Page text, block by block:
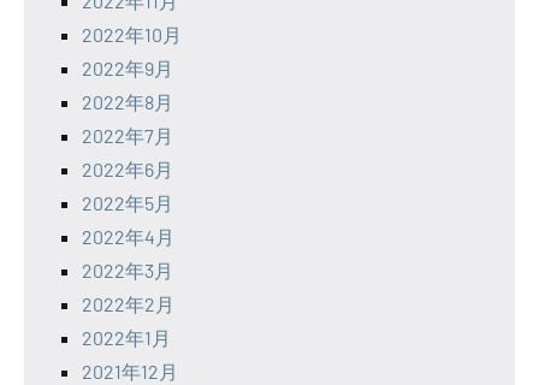
2022年10月
2022年9月
2022年8月
2022年7月
2022年6月
2022年5月
2022年4月
2022年3月
2022年2月
2022年1月
2021年12月